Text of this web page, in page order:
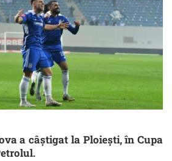
a câştigat la Ploieşti, în Cupa